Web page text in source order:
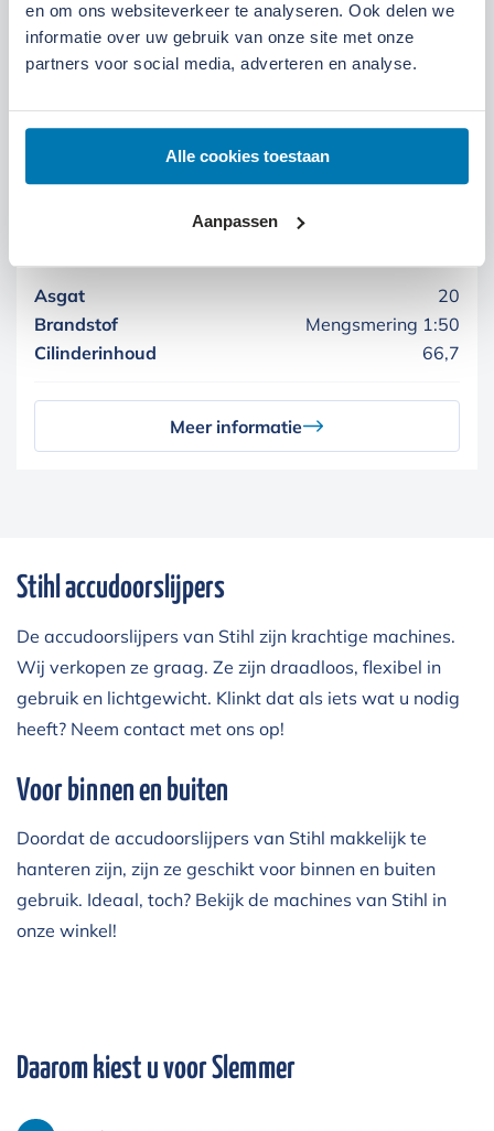
en om ons websiteverkeer te analyseren. Ook delen we
informatie over uw gebruik van onze site met onze
partners voor social media, adverteren en analyse.
Alle cookies toestaan
Aanpassen
Meer informatie
Asgat
20
Brandstof
Mengsmering 1:50
Cilinderinhoud
66,7
Meer informatie
Stihl accudoorslijpers
De accudoorslijpers van Stihl zijn krachtige machines.
Wij verkopen ze graag. Ze zijn draadloos, flexibel in
gebruik en lichtgewicht. Klinkt dat als iets wat u nodig
heeft? Neem contact met ons op!
Voor binnen en buiten
Doordat de accudoorslijpers van Stihl makkelijk te
hanteren zijn, zijn ze geschikt voor binnen en buiten
gebruik. Ideaal, toch? Bekijk de machines van Stihl in
onze winkel!
Daarom kiest u voor Slemmer